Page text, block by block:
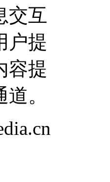
交互
户提
容提
。